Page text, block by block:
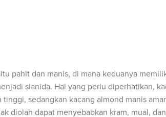
pahit dan manis, di mana keduanya
sianida. Hal yang perlu diperhatikan,
sedangkan kacang almond manis
diolah dapat menyebabkan kram, mual,